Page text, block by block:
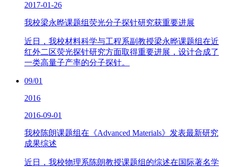
2017-01-26
我校梁永晔课题组荧光分子探针研究获重要进展
近日，我校材料科学与工程系副教授梁永晔课题组在近
红外二区荧光探针研究方面取得重要进展，设计合成了
一类高量子产率的分子探针。
09/01
2016
2016-09-01
我校陈朗课题组在《Advanced Materials》发表最新研究
成果综述
近日，我校物理系陈朗教授课题组的综述在国际著名学